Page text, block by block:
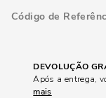
Código de
DEVOLUÇÃO
Após a entrega,
mais